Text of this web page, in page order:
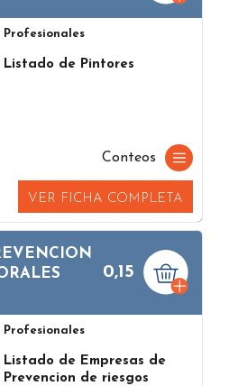
Profesionales
Listado de Pintores
Conteos
VER FICHA COMPLETA
0,15
Profesionales
Listado de Empresas de
Prevencion de riesgos